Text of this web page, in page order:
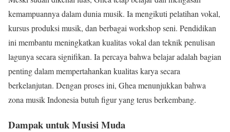
kemampuannya dalam dunia musik. Ia mengikuti pelatihan vokal,
kursus produksi musik, dan berbagai workshop seni. Pendidikan
ini membantu meningkatkan kualitas vokal dan teknik penulisan
lagunya secara signifikan. Ia percaya bahwa belajar adalah bagian
penting dalam mempertahankan kualitas karya secara
berkelanjutan. Dengan proses ini, Ghea menunjukkan bahwa
zona musik Indonesia butuh figur yang terus berkembang.
Dampak untuk Musisi Muda